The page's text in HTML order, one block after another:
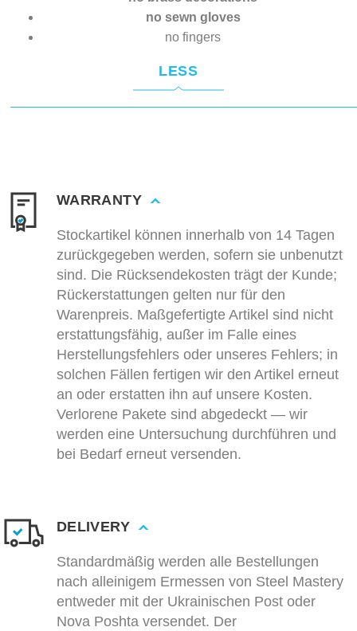
no sewn gloves
no fingers
LESS
WARRANTY
Stockartikel können innerhalb von 14 Tagen
zurückgegeben werden, sofern sie unbenutzt
sind. Die Rücksendekosten trägt der Kunde;
Rückerstattungen gelten nur für den
Warenpreis. Maßgefertigte Artikel sind nicht
erstattungsfähig, außer im Falle eines
Herstellungsfehlers oder unseres Fehlers; in
solchen Fällen fertigen wir den Artikel erneut
an oder erstatten ihn auf unsere Kosten.
Verlorene Pakete sind abgedeckt — wir
werden eine Untersuchung durchführen und
bei Bedarf erneut versenden.
DELIVERY
Standardmäßig werden alle Bestellungen
nach alleinigem Ermessen von Steel Mastery
entweder mit der Ukrainischen Post oder
Nova Poshta versendet. Der